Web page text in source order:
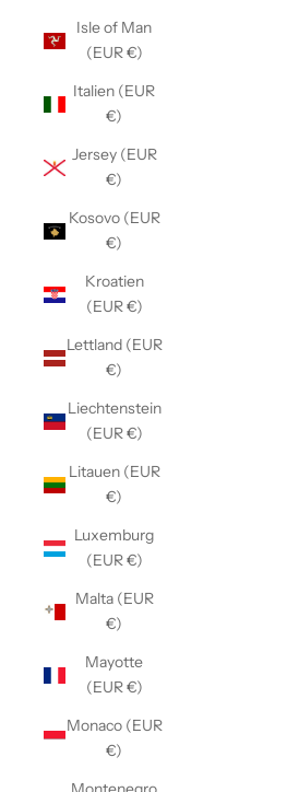
Isle of Man
(EUR €)
Italien (EUR
€)
Jersey (EUR
€)
Kosovo (EUR
€)
Kroatien
(EUR €)
Lettland (EUR
€)
Liechtenstein
(EUR €)
Litauen (EUR
€)
Luxemburg
(EUR €)
Malta (EUR
€)
Mayotte
(EUR €)
Monaco (EUR
€)